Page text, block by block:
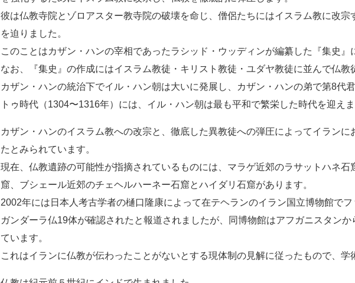
彼は仏教寺院とゾロアスター教寺院の破壊を命じ、僧侶たちにはイスラム教に改宗
を迫りました。
このことはカザン・ハンの宰相であったラシッド・ウッディンが編纂した『集史』
なお、『集史』の作成にはイスラム教徒・キリスト教徒・ユダヤ教徒に並んで仏教
カザン・ハンの統治下でイル・ハン朝は大いに発展し、カザン・ハンの弟で第8代
トゥ時代（1304〜1316年）には、イル・ハン朝は最も平和で繁栄した時代を迎えま
カザン・ハンのイスラム教への改宗と、徹底した異教徒への弾圧によってイランに
たとみられています。
現在、仏教遺跡の可能性が指摘されているものには、マラゲ近郊のラサットハネ石
窟、ブシェール近郊のチェヘルハーネー石窟とハイダリ石窟があります。
2002年には日本人考古学者の樋口隆康によって在テヘランのイラン国立博物館で
ガンダーラ仏19体が確認されたと報道されましたが、同博物館はアフガニスタンか
ています。
これはイランに仏教が伝わったことがないとする現体制の見解に従ったもので、学